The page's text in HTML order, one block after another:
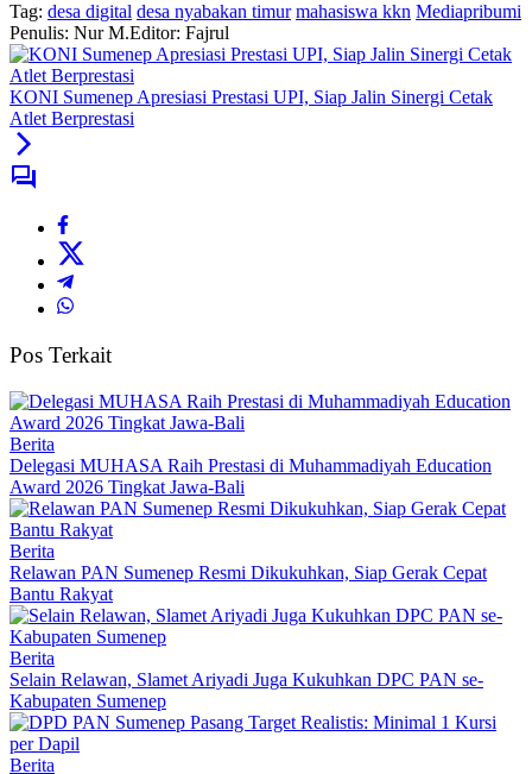
Tag: desa digital desa nyabakan timur mahasiswa kkn Mediapribumi
Penulis: Nur M.Editor: Fajrul
KONI Sumenep Apresiasi Prestasi UPI, Siap Jalin Sinergi Cetak
Atlet Berprestasi
Pos Terkait
Berita
Delegasi MUHASA Raih Prestasi di Muhammadiyah Education
Award 2026 Tingkat Jawa-Bali
Berita
Relawan PAN Sumenep Resmi Dikukuhkan, Siap Gerak Cepat
Bantu Rakyat
Berita
Selain Relawan, Slamet Ariyadi Juga Kukuhkan DPC PAN se-
Kabupaten Sumenep
Berita